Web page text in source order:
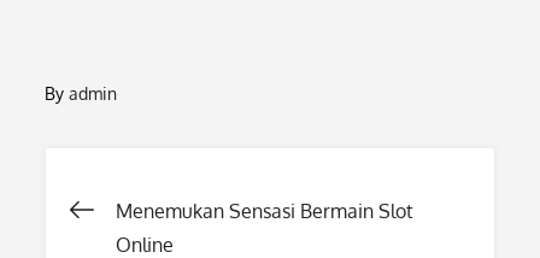
Byadmin
Post
Menemukan Sensasi Bermain Slot
Online